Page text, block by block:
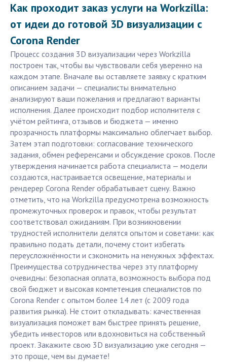
Как проходит заказ услуги на Workzilla:
от идеи до готовой 3D визуализации с
Corona Render
Процесс создания 3D визуализации через Workzilla
построен так, чтобы вы чувствовали себя уверенно на
каждом этапе. Вначале вы оставляете заявку с кратким
описанием задачи — специалисты внимательно
анализируют ваши пожелания и предлагают варианты
исполнения. Далее происходит подбор исполнителя с
учётом рейтинга, отзывов и бюджета — именно
прозрачность платформы максимально облегчает выбор.
Затем этап подготовки: согласование технического
задания, обмен референсами и обсуждение сроков. После
утверждения начинается работа специалиста — модели
создаются, настраивается освещение, материалы и
рендерер Corona Render обрабатывает сцену. Важно
отметить, что на Workzilla предусмотрена возможность
промежуточных проверок и правок, чтобы результат
соответствовал ожиданиям. При возникновении
трудностей исполнители делятся опытом и советами: как
правильно подать детали, почему стоит избегать
переусложнённости и сэкономить на ненужных эффектах.
Преимущества сотрудничества через эту платформу
очевидны: безопасная оплата, возможность выбора под
свой бюджет и высокая компетенция специалистов по
Corona Render с опытом более 14 лет (с 2009 года
развития рынка). Не стоит откладывать: качественная
визуализация поможет вам быстрее принять решение,
убедить инвесторов или вдохновиться на собственный
проект. Закажите свою 3D визуализацию уже сегодня —
это проще, чем вы думаете!